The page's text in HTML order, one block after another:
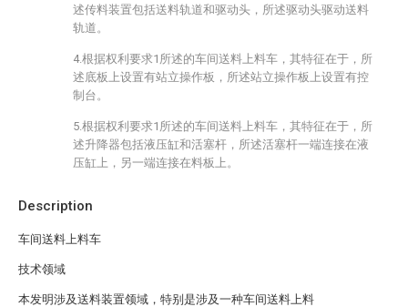
Description
车间送料上料车
技术领域
本发明涉及送料装置领域，特别是涉及一种车间送料上料
述传料装置包括送料轨道和驱动头，所述驱动头驱动送料
轨道。
4.根据权利要求1所述的车间送料上料车，其特征在于，所
述底板上设置有站立操作板，所述站立操作板上设置有控
制台。
5.根据权利要求1所述的车间送料上料车，其特征在于，所
述升降器包括液压缸和活塞杆，所述活塞杆一端连接在液
压缸上，另一端连接在料板上。